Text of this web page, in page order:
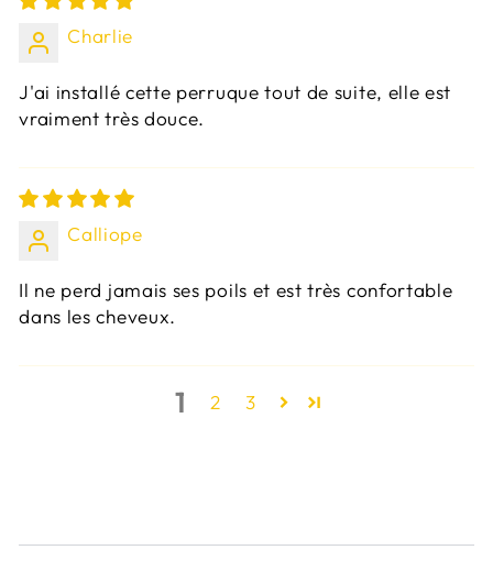
Charlie
J'ai installé cette perruque tout de suite, elle est
vraiment très douce.
Calliope
Il ne perd jamais ses poils et est très confortable
dans les cheveux.
1 2 3